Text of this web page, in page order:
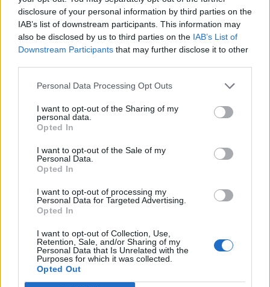
disclosure of your personal information by third parties on the
IAB’s list of downstream participants. This information may
also be disclosed by us to third parties on the IAB’s List of
Downstream Participants that may further disclose it to other
Personal Data Processing Opt Outs
I want to opt-out of the Sharing of my
personal data.
Opted In
I want to opt-out of the Sale of my
Personal Data.
Opted In
I want to opt-out of processing my
Personal Data for Targeted Advertising.
Opted In
I want to opt-out of Collection, Use,
Retention, Sale, and/or Sharing of my
Personal Data that Is Unrelated with the
Purposes for which it was collected.
Opted Out
Shtuarmë16.02.2025 11:59
Hyri me Jet Ski në
hapësirën e pushuesve në
Zvërnec, gjobitet me 300
mijë lekë drejtuesi
“Po ngrihet një ministri
paralele e Shëndetësisë”/
Këlliçi: Projektligji i